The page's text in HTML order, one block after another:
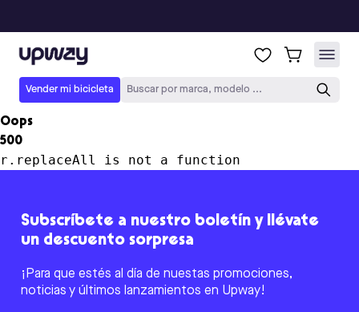
Upway
Vender mi bicicleta Buscar por marca, modelo ...
Oops
500
r.replaceAll is not a function
Subscríbete a nuestro boletín y llévate
un descuento sorpresa
¡Para que estés al día de nuestas promociones,
noticias y últimos lanzamientos en Upway!